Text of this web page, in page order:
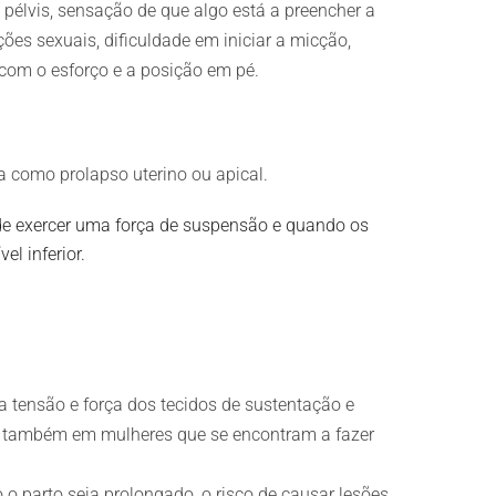
sensação de que algo está a preencher a
sexuais, dificuldade em iniciar a micção,
o esforço e a posição em pé.
como prolapso uterino ou apical.
exercer uma força de suspensão e quando os
inferior.
e força dos tecidos de sustentação e
em mulheres que se encontram a fazer